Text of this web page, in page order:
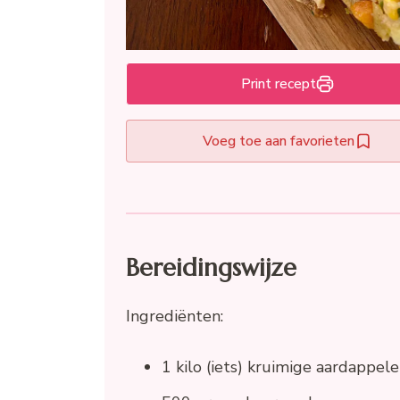
Print recept
Voeg toe aan favorieten
Bereidingswijze
Ingrediënten:
1 kilo (iets) kruimige